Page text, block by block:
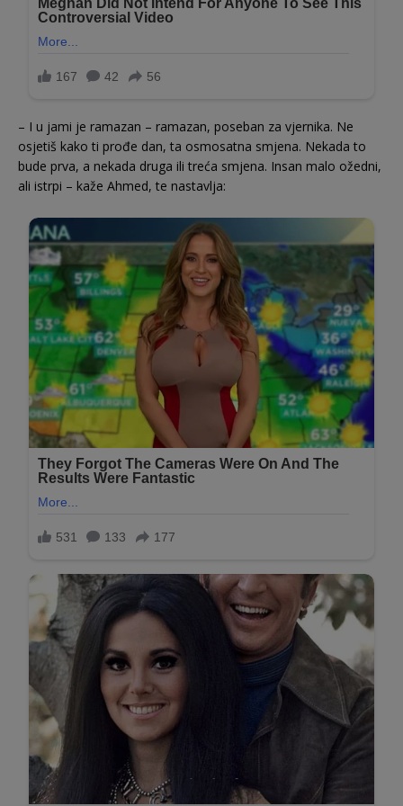
– I u jami je ramazan – ramazan, poseban za vjernika. Ne
osjetiš kako ti prođe dan, ta osmosatna smjena. Nekada to
bude prva, a nekada druga ili treća smjena. Insan malo ožedni,
ali istrpi – kaže Ahmed, te nastavlja: